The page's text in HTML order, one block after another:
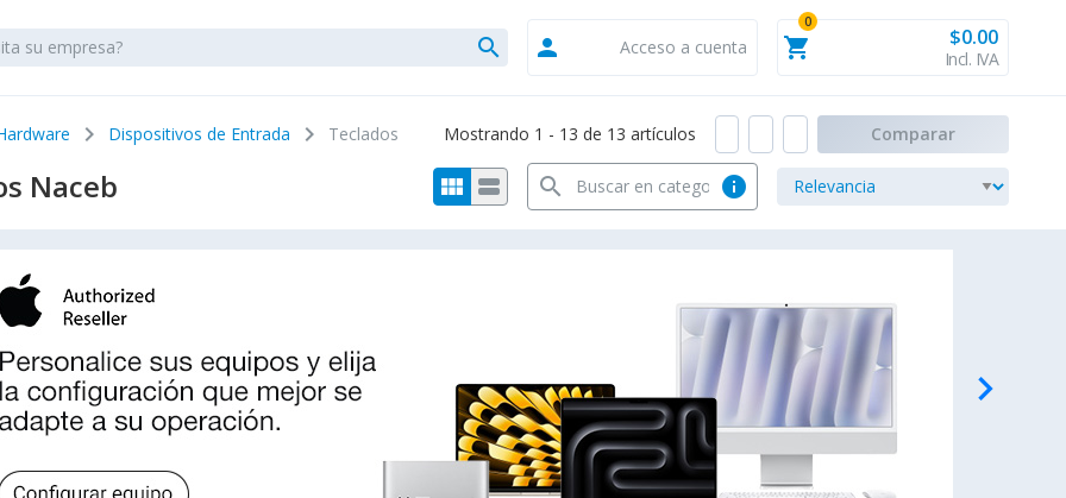
search person Acceso a cuenta shopping_cart
0
$0.00
Incl. IVA
chevron_right Dispositivos de Entrada chevron_right Teclados Mostrando 1 - 13 de 13 artículos Comparar
Naceb view_module view_stream info
search
navigate_next